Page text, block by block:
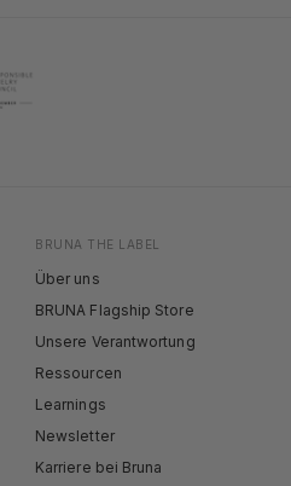
BRUNA THE LABEL
Über uns
BRUNA Flagship Store
Unsere Verantwortung
Ressourcen
Learnings
Newsletter
Karriere bei Bruna